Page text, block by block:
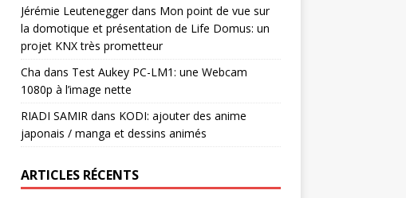
Jérémie Leuteneggerdans Mon point de vue sur
la domotique et présentation de Life Domus: un
projet KNX très prometteur
Cha dans Test Aukey PC-LM1: une Webcam
1080p à l’image nette
RIADI SAMIR dans KODI: ajouter des anime
japonais / manga et dessins animés
ARTICLES RÉCENTS